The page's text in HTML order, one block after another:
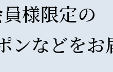
様限定の
ンなどをお